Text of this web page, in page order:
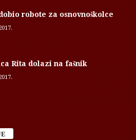
robote za osnovnoškolce
Rita dolazi na fašnik